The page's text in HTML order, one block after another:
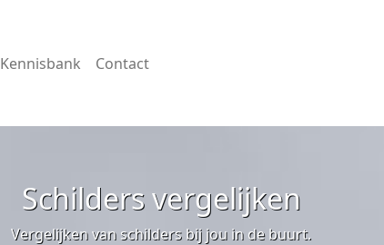
Kennisbank Contact
Schilders vergelijken
Vergelijken van schilders bij jou in de buurt.